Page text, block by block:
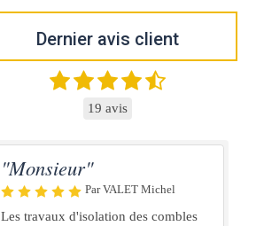
Dernier avis client
19 avis
"Monsieur"
Par VALET Michel
Les travaux d'isolation des combles